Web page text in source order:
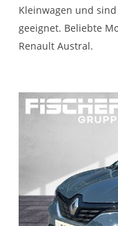
Kleinwagen und
geeignet. Beliebte
Renault Austral.